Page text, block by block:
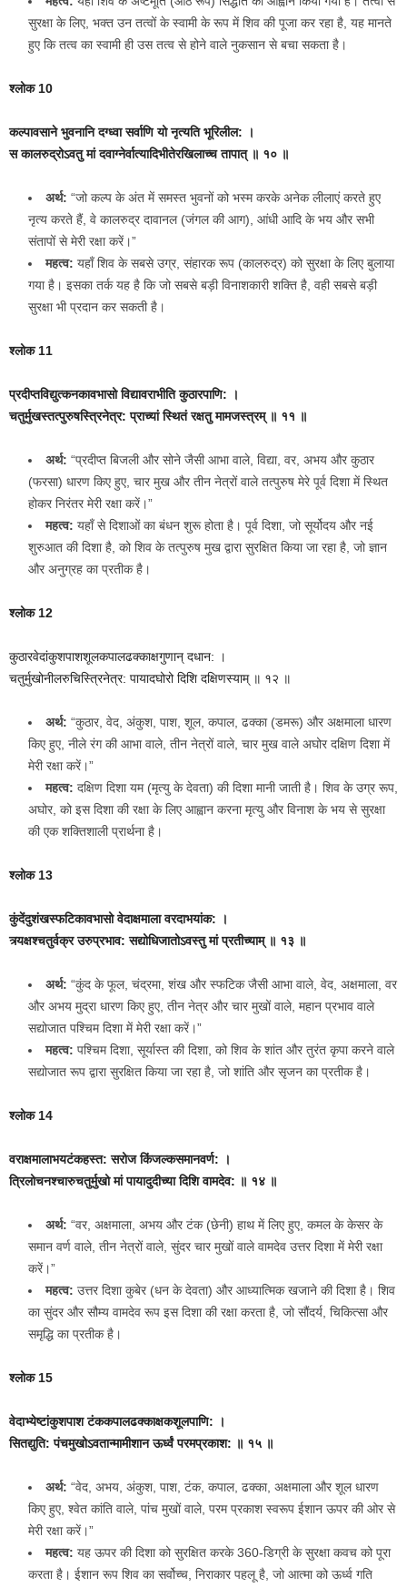
सुरक्षा के लिए, भक्त उन तत्वों के स्वामी के रूप में शिव की पूजा कर रहा है, यह मानते
हुए कि तत्व का स्वामी ही उस तत्व से होने वाले नुकसान से बचा सकता है।
श्लोक 10
कल्पावसाने भुवनानि दग्ध्वा सर्वाणि यो नृत्यति भूरिलील: ।
स कालरुद्रोऽवतु मां दवाग्नेर्वात्यादिभीतेरखिलाच्च तापात् ॥ १० ॥
अर्थ: “जो कल्प के अंत में समस्त भुवनों को भस्म करके अनेक लीलाएं करते हुए
नृत्य करते हैं, वे कालरुद्र दावानल (जंगल की आग), आंधी आदि के भय और सभी
संतापों से मेरी रक्षा करें।”
महत्व: यहाँ शिव के सबसे उग्र, संहारक रूप (कालरुद्र) को सुरक्षा के लिए बुलाया
गया है। इसका तर्क यह है कि जो सबसे बड़ी विनाशकारी शक्ति है, वही सबसे बड़ी
सुरक्षा भी प्रदान कर सकती है।
श्लोक 11
प्रदीप्तविद्युत्कनकावभासो विद्यावराभीति कुठारपाणि: ।
चतुर्मुखस्तत्पुरुषस्त्रिनेत्र: प्राच्यां स्थितं रक्षतु मामजस्त्रम् ॥ ११ ॥
अर्थ: “प्रदीप्त बिजली और सोने जैसी आभा वाले, विद्या, वर, अभय और कुठार
(फरसा) धारण किए हुए, चार मुख और तीन नेत्रों वाले तत्पुरुष मेरे पूर्व दिशा में स्थित
होकर निरंतर मेरी रक्षा करें।”
महत्व: यहाँ से दिशाओं का बंधन शुरू होता है। पूर्व दिशा, जो सूर्योदय और नई
शुरुआत की दिशा है, को शिव के तत्पुरुष मुख द्वारा सुरक्षित किया जा रहा है, जो ज्ञान
और अनुग्रह का प्रतीक है।
श्लोक 12
कुठारवेदांकुशपाशशूलकपालढक्काक्षगुणान् दधान: ।
चतुर्मुखोनीलरुचिस्त्रिनेत्र: पायादघोरो दिशि दक्षिणस्याम् ॥ १२ ॥
अर्थ: “कुठार, वेद, अंकुश, पाश, शूल, कपाल, ढक्का (डमरू) और अक्षमाला धारण
किए हुए, नीले रंग की आभा वाले, तीन नेत्रों वाले, चार मुख वाले अघोर दक्षिण दिशा में
मेरी रक्षा करें।”
महत्व: दक्षिण दिशा यम (मृत्यु के देवता) की दिशा मानी जाती है। शिव के उग्र रूप,
अघोर, को इस दिशा की रक्षा के लिए आह्वान करना मृत्यु और विनाश के भय से सुरक्षा
की एक शक्तिशाली प्रार्थना है।
श्लोक 13
कुंदेंदुशंखस्फटिकावभासो वेदाक्षमाला वरदाभयांक: ।
त्र्यक्षश्‍चतुर्वक्र उरुप्रभाव: सद्योधिजातोऽवस्तु मां प्रतीच्याम् ॥ १३ ॥
अर्थ: “कुंद के फूल, चंद्रमा, शंख और स्फटिक जैसी आभा वाले, वेद, अक्षमाला, वर
और अभय मुद्रा धारण किए हुए, तीन नेत्र और चार मुखों वाले, महान प्रभाव वाले
सद्योजात पश्चिम दिशा में मेरी रक्षा करें।”
महत्व: पश्चिम दिशा, सूर्यास्त की दिशा, को शिव के शांत और तुरंत कृपा करने वाले
सद्योजात रूप द्वारा सुरक्षित किया जा रहा है, जो शांति और सृजन का प्रतीक है।
श्लोक 14
वराक्षमालाभयटंकहस्त: सरोज किंजल्कसमानवर्ण: ।
त्रिलोचनश्‍चारुचतुर्मुखो मां पायादुदीच्या दिशि वामदेव: ॥ १४ ॥
अर्थ: “वर, अक्षमाला, अभय और टंक (छेनी) हाथ में लिए हुए, कमल के केसर के
समान वर्ण वाले, तीन नेत्रों वाले, सुंदर चार मुखों वाले वामदेव उत्तर दिशा में मेरी रक्षा
करें।”
महत्व: उत्तर दिशा कुबेर (धन के देवता) और आध्यात्मिक खजाने की दिशा है। शिव
का सुंदर और सौम्य वामदेव रूप इस दिशा की रक्षा करता है, जो सौंदर्य, चिकित्सा और
समृद्धि का प्रतीक है।
श्लोक 15
वेदाभ्येष्टांकुशपाश टंककपालढक्काक्षकशूलपाणि: ।
सितद्युति: पंचमुखोऽवतान्मामीशान ऊर्ध्वं परमप्रकाश: ॥ १५ ॥
अर्थ: “वेद, अभय, अंकुश, पाश, टंक, कपाल, ढक्का, अक्षमाला और शूल धारण
किए हुए, श्वेत कांति वाले, पांच मुखों वाले, परम प्रकाश स्वरूप ईशान ऊपर की ओर से
मेरी रक्षा करें।”
महत्व: यह ऊपर की दिशा को सुरक्षित करके 360-डिग्री के सुरक्षा कवच को पूरा
करता है। ईशान रूप शिव का सर्वोच्च, निराकार पहलू है, जो आत्मा को ऊर्ध्व गति